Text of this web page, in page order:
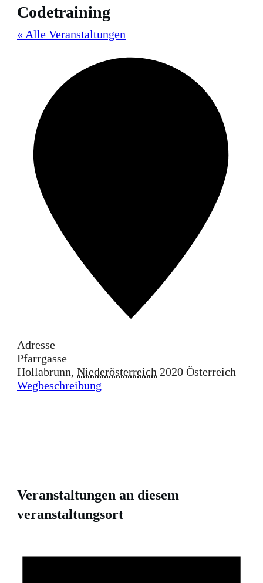
Codetraining
« Alle Veranstaltungen
Adresse
Pfarrgasse
Hollabrunn, Niederösterreich 2020 Österreich
Wegbeschreibung
Veranstaltungen an diesem
veranstaltungsort